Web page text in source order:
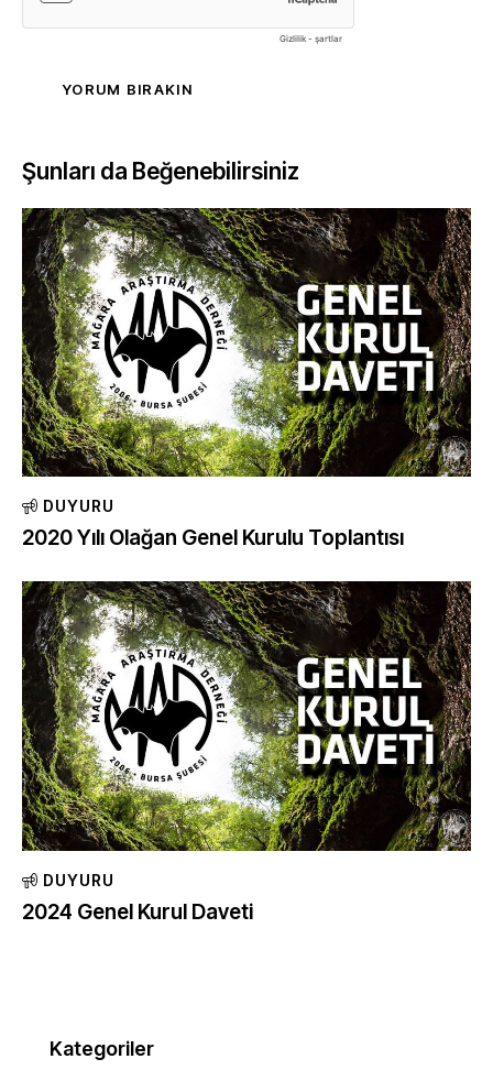
Şunları da Beğenebilirsiniz
DUYURU
2020 Yılı Olağan Genel Kurulu Toplantısı
DUYURU
2024 Genel Kurul Daveti
Kategoriler